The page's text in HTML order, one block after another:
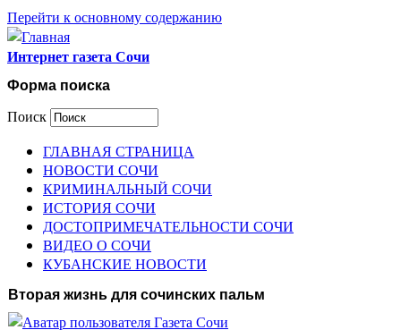
Перейти к основному содержанию
Интернет газета Сочи
Форма поиска
Поиск
ГЛАВНАЯ СТРАНИЦА
НОВОСТИ СОЧИ
КРИМИНАЛЬНЫЙ СОЧИ
ИСТОРИЯ СОЧИ
ДОСТОПРИМЕЧАТЕЛЬНОСТИ СОЧИ
ВИДЕО О СОЧИ
КУБАНСКИЕ НОВОСТИ
Вторая жизнь для сочинских пальм